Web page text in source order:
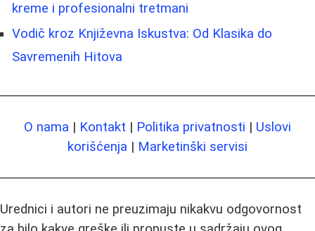
kreme i profesionalni tretmani
Vodič kroz Književna Iskustva: Od Klasika do
Savremenih Hitova
O nama | Kontakt | Politika privatnosti | Uslovi
korišćenja | Marketinški servisi
Urednici i autori ne preuzimaju nikakvu odgovornost